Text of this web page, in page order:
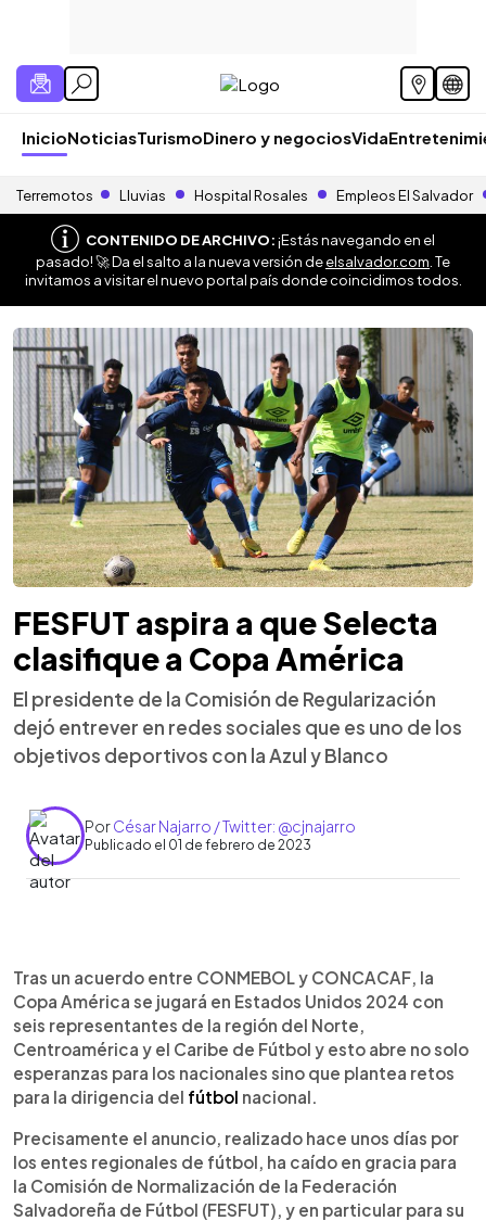
InicioNoticiasTurismoDinero y negociosVida
Terremotos Lluvias Hospital Rosales Empleos El Salvador
CONTENIDO DE ARCHIVO:¡Estás navegando en el
pasado! 🚀 Da el salto a la nueva versión deelsalvador.com . Te
invitamos a visitar el nuevo portal país donde coincidimos todos.
FESFUT aspira a que Selecta
clasifique a Copa América
El presidente de la Comisión de Regularización
dejó entrever en redes sociales que es uno de los
objetivos deportivos con la Azul y Blanco
PorCésar Najarro / Twitter: @cjnajarro
Publicado el 01 de febrero de 2023
Escuchar artículo
Tras un acuerdo entre CONMEBOL y CONCACAF, la
Copa América se jugará en Estados Unidos 2024 con
seis representantes de la región del Norte,
Centroamérica y el Caribe de Fútbol y esto abre no solo
esperanzas para los nacionales sino que plantea retos
para la dirigencia del fútbol nacional.
Precisamente el anuncio, realizado hace unos días por
los entes regionales de fútbol, ha caído en gracia para
la Comisión de Normalización de la Federación
Salvadoreña de Fútbol (FESFUT), y en particular para su